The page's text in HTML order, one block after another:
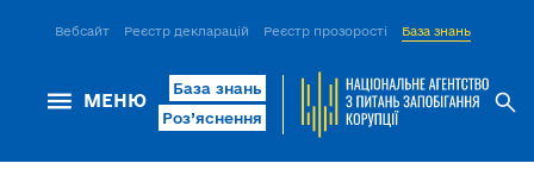
Вебсайт Реєстр декларацій Реєстр прозорості База знань
МЕНЮ
База знань
Роз’яснення